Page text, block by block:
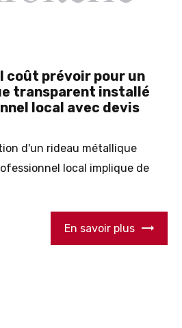
coût prévoir pour un
transparent installé
local avec devis
d'un rideau métallique
local implique de
En savoir plus